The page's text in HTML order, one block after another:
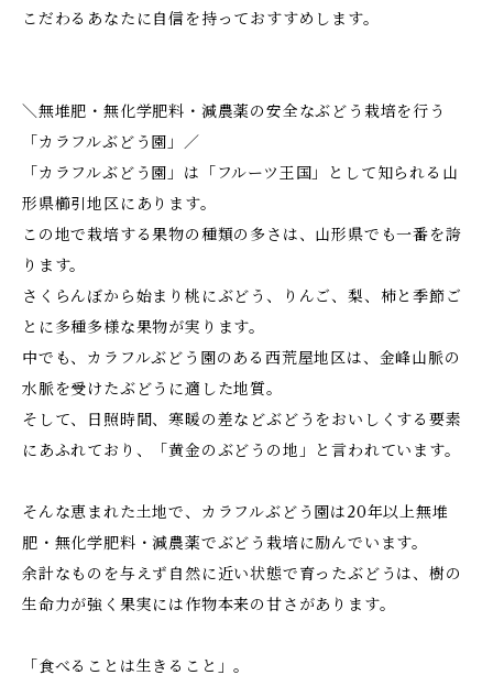
こだわるあなたに自信を持っておすすめします。
＼無堆肥・無化学肥料・減農薬の安全なぶどう栽培を行う
「カラフルぶどう園」／
「カラフルぶどう園」は「フルーツ王国」として知られる山
形県櫛引地区にあります。
この地で栽培する果物の種類の多さは、山形県でも一番を誇
ります。
さくらんぼから始まり桃にぶどう、りんご、梨、柿と季節ご
とに多種多様な果物が実ります。
中でも、カラフルぶどう園のある西荒屋地区は、金峰山脈の
水脈を受けたぶどうに適した地質。
そして、日照時間、寒暖の差などぶどうをおいしくする要素
にあふれており、「黄金のぶどうの地」と言われています。
そんな恵まれた土地で、カラフルぶどう園は20年以上無堆
肥・無化学肥料・減農薬でぶどう栽培に励んでいます。
余計なものを与えず自然に近い状態で育ったぶどうは、樹の
生命力が強く果実には作物本来の甘さがあります。
「食べることは生きること」。